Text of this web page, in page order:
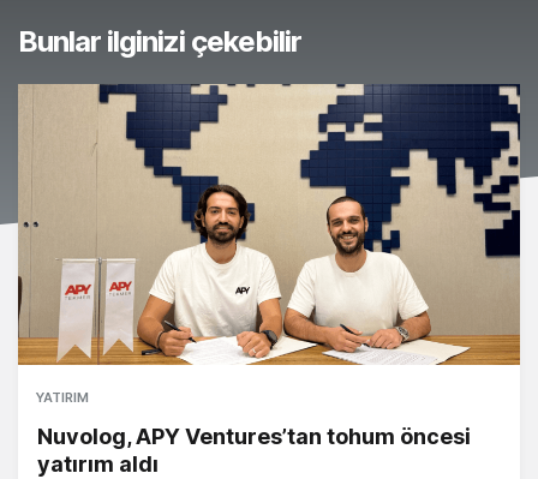
Bunlar ilginizi çekebilir
YATIRIM
Nuvolog, APY Ventures’tan tohum öncesi
yatırım aldı